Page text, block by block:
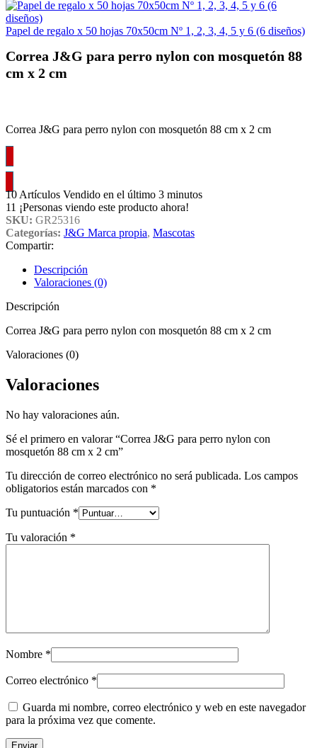
Papel de regalo x 50 hojas 70x50cm Nº 1, 2, 3, 4, 5 y 6 (6 diseños)
Correa J&G para perro nylon con mosquetón 88
cm x 2 cm
Correa J&G para perro nylon con mosquetón 88 cm x 2 cm
10 Artículos Vendido en el último 3 minutos
11 ¡Personas viendo este producto ahora!
SKU: GR25316
Categorías: J&G Marca propia, Mascotas
Compartir:
Descripción
Valoraciones (0)
Descripción
Correa J&G para perro nylon con mosquetón 88 cm x 2 cm
Valoraciones (0)
Valoraciones
No hay valoraciones aún.
Sé el primero en valorar “Correa J&G para perro nylon con
mosquetón 88 cm x 2 cm”
Tu dirección de correo electrónico no será publicada. Los campos
obligatorios están marcados con *
Tu puntuación *
Tu valoración *
Nombre *
Correo electrónico *
Guarda mi nombre, correo electrónico y web en este navegador
para la próxima vez que comente.